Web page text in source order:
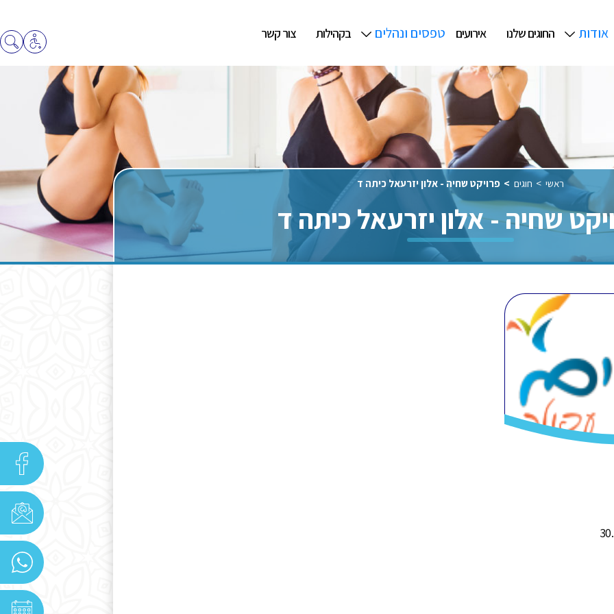
אודות החוגים שלנו אירועים טפסים ונהלים בקהילות צור קשר
ראשי חוגים פרויקט שחיה - אלון יזרעאל כיתה ד
שחיה - אלון יזרעאל כיתה ד